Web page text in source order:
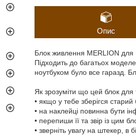
Опис
Блок живлення MERLION для
Підходить до багатьох
ноутбуком було все гаразд.
Як зрозуміти що цей блок для
• якщо у тебе зберігся
• на наклейці повинна бути
• перепиши її та звір із цим
• зверніть увагу на штекер, в